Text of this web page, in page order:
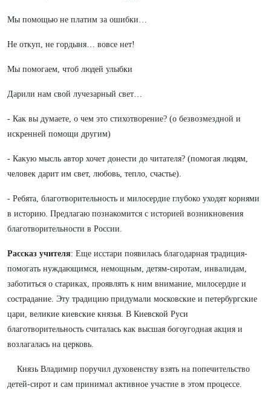
Мы помощью не платим за ошибки…
Не откуп, не гордыня… вовсе нет!
Мы помогаем, чтоб людей улыбки
Дарили нам свой лучезарный свет…
- Как вы думаете, о чем это стихотворение? (о безвозмездной и
искренней помощи другим)
- Какую мысль автор хочет донести до читателя? (помогая людям,
человек дарит им свет, любовь, тепло, счастье).
- Ребята, благотворительность и милосердие глубоко уходят корнями
в историю. Предлагаю познакомится с историей возникновения
благотворительности в России.
Рассказ учителя: Еще исстари появилась благодарная традиция-
помогать нуждающимся, немощным, детям-сиротам, инвалидам,
заботиться о стариках, проявлять к ним внимание, милосердие и
сострадание. Эту традицию придумали московские и петербургские
цари, великие киевские князья. В Киевской Руси
благотворительность считалась как высшая богоугодная акция и
возлагалась на церковь.
Князь Владимир поручил духовенству взять на попечительство
детей-сирот и сам принимал активное участие в этом процессе.